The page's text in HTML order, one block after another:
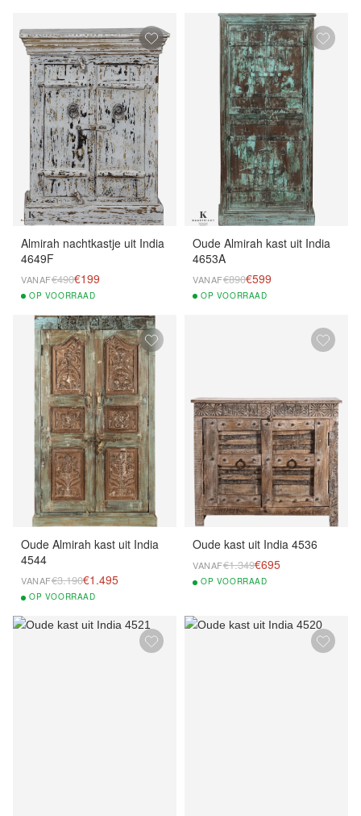
Almirah nachtkastje uit India
4649F
VANAF€490€199
OP VOORRAAD
Oude Almirah kast uit India
4653A
VANAF€890€599
OP VOORRAAD
Oude Almirah kast uit India
4544
VANAF€3.190€1.495
OP VOORRAAD
Oude kast uit India 4536
VANAF€1.349€695
OP VOORRAAD